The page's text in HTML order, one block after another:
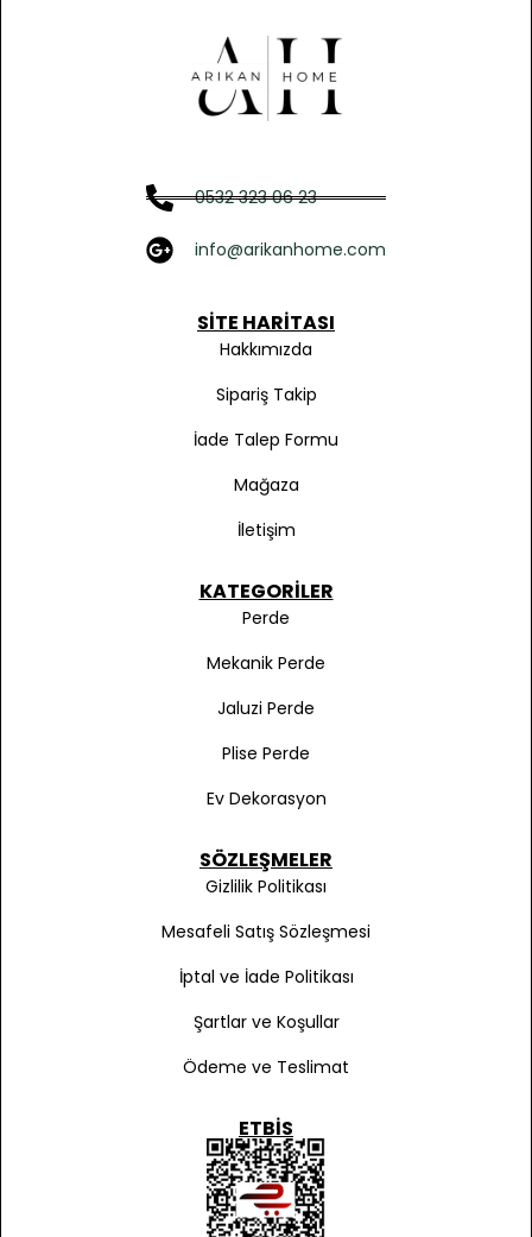
0532 323 06 23
info@arikanhome.com
SITE HARITASI
Hakkımızda
Sipariş Takip
İade Talep Formu
Mağaza
İletişim
KATEGORILER
Perde
Mekanik Perde
Jaluzi Perde
Plise Perde
Ev Dekorasyon
SÖZLEŞMELER
Gizlilik Politikası
Mesafeli Satış Sözleşmesi
İptal ve İade Politikası
Şartlar ve Koşullar
Ödeme ve Teslimat
ETBIS